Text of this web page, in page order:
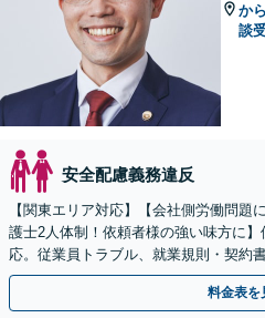
か
談
安全配慮義務違反
【関東エリア対応】【会社側労働問題
護士2人体制！依頼者様の強い味方に
応。従業員トラブル、就業規則・契約
解決・防止に努めます。
料金表を